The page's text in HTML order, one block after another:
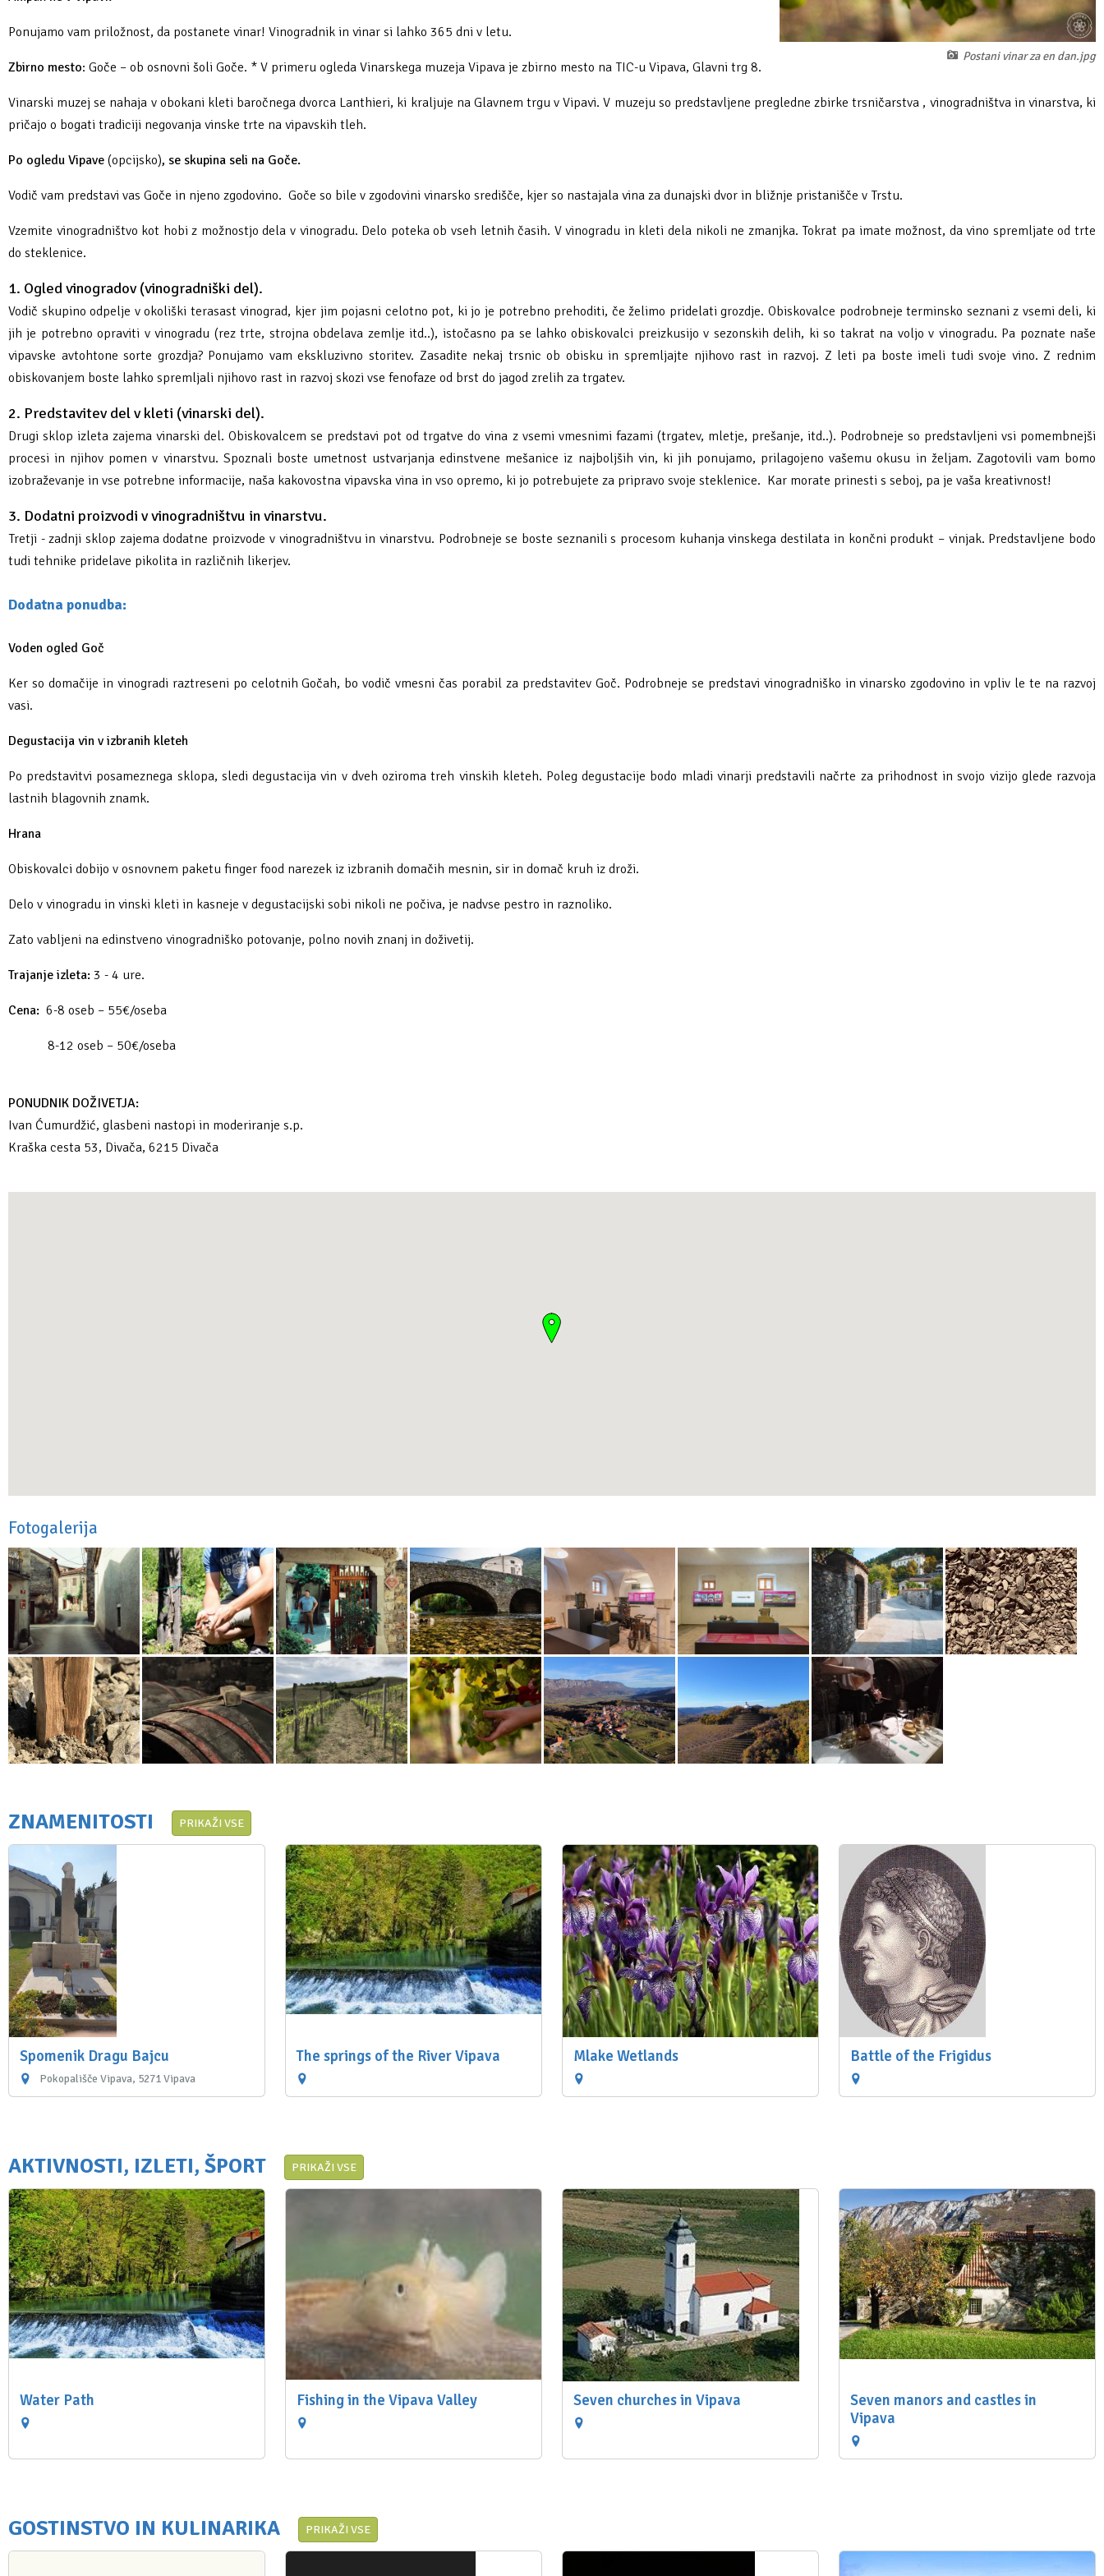
Postani vinar za en dan.jpg
Ponujamo vam priložnost, da postanete vinar! Vinogradnik in vinar si lahko 365 dni v letu.
Zbirno mesto: Goče – ob osnovni šoli Goče. * V primeru ogleda Vinarskega muzeja Vipava je zbirno mesto na TIC-u Vipava, Glavni trg 8.
Vinarski muzej se nahaja v obokani kleti baročnega dvorca Lanthieri, ki kraljuje na Glavnem trgu v Vipavi. V muzeju so predstavljene pregledne zbirke trsničarstva , vinogradništva in vinarstva, ki
pričajo o bogati tradiciji negovanja vinske trte na vipavskih tleh.
Po ogledu Vipave (opcijsko), se skupina seli na Goče.
Vodič vam predstavi vas Goče in njeno zgodovino. Goče so bile v zgodovini vinarsko središče, kjer so nastajala vina za dunajski dvor in bližnje pristanišče v Trstu.
Vzemite vinogradništvo kot hobi z možnostjo dela v vinogradu. Delo poteka ob vseh letnih časih. V vinogradu in kleti dela nikoli ne zmanjka. Tokrat pa imate možnost, da vino spremljate od trte
do steklenice.
1. Ogled vinogradov (vinogradniški del).
Vodič skupino odpelje v okoliški terasast vinograd, kjer jim pojasni celotno pot, ki jo je potrebno prehoditi, če želimo pridelati grozdje. Obiskovalce podrobneje terminsko seznani z vsemi deli, ki
jih je potrebno opraviti v vinogradu (rez trte, strojna obdelava zemlje itd..), istočasno pa se lahko obiskovalci preizkusijo v sezonskih delih, ki so takrat na voljo v vinogradu. Pa poznate naše
vipavske avtohtone sorte grozdja? Ponujamo vam ekskluzivno storitev. Zasadite nekaj trsnic ob obisku in spremljajte njihovo rast in razvoj. Z leti pa boste imeli tudi svoje vino. Z rednim
obiskovanjem boste lahko spremljali njihovo rast in razvoj skozi vse fenofaze od brst do jagod zrelih za trgatev.
2. Predstavitev del v kleti (vinarski del).
Drugi sklop izleta zajema vinarski del. Obiskovalcem se predstavi pot od trgatve do vina z vsemi vmesnimi fazami (trgatev, mletje, prešanje, itd..). Podrobneje so predstavljeni vsi pomembnejši
procesi in njihov pomen v vinarstvu. Spoznali boste umetnost ustvarjanja edinstvene mešanice iz najboljših vin, ki jih ponujamo, prilagojeno vašemu okusu in željam. Zagotovili vam bomo
izobraževanje in vse potrebne informacije, naša kakovostna vipavska vina in vso opremo, ki jo potrebujete za pripravo svoje steklenice. Kar morate prinesti s seboj, pa je vaša kreativnost!
3. Dodatni proizvodi v vinogradništvu in vinarstvu.
Tretji - zadnji sklop zajema dodatne proizvode v vinogradništvu in vinarstvu. Podrobneje se boste seznanili s procesom kuhanja vinskega destilata in končni produkt – vinjak. Predstavljene bodo
tudi tehnike pridelave pikolita in različnih likerjev.
Dodatna ponudba:
Voden ogled Goč
Ker so domačije in vinogradi raztreseni po celotnih Gočah, bo vodič vmesni čas porabil za predstavitev Goč. Podrobneje se predstavi vinogradniško in vinarsko zgodovino in vpliv le te na razvoj
vasi.
Degustacija vin v izbranih kleteh
Po predstavitvi posameznega sklopa, sledi degustacija vin v dveh oziroma treh vinskih kleteh. Poleg degustacije bodo mladi vinarji predstavili načrte za prihodnost in svojo vizijo glede razvoja
lastnih blagovnih znamk.
Hrana
Obiskovalci dobijo v osnovnem paketu finger food narezek iz izbranih domačih mesnin, sir in domač kruh iz droži.
Delo v vinogradu in vinski kleti in kasneje v degustacijski sobi nikoli ne počiva, je nadvse pestro in raznoliko.
Zato vabljeni na edinstveno vinogradniško potovanje, polno novih znanj in doživetij.
Trajanje izleta: 3 - 4 ure.
Cena: 6-8 oseb – 55€/oseba
8-12 oseb – 50€/oseba
PONUDNIK DOŽIVETJA:
Ivan Ćumurdžić, glasbeni nastopi in moderiranje s.p.
Kraška cesta 53, Divača, 6215 Divača
Fotogalerija
ZNAMENITOSTI PRIKAŽI VSE
Spomenik Dragu Bajcu
Pokopališče Vipava, 5271 Vipava
The springs of the River Vipava Mlake Wetlands Battle of the Frigidus
AKTIVNOSTI, IZLETI, ŠPORT PRIKAŽI VSE
Water Path Fishing in the Vipava Valley Seven churches in Vipava
Seven manors and castles in
Vipava
GOSTINSTVO IN KULINARIKA PRIKAŽI VSE
Zasebno doživetje lova na tartufe
Pogosta vprašanja
Novičke
Projekti
Poslovne strani
Trajnostna mobilnost